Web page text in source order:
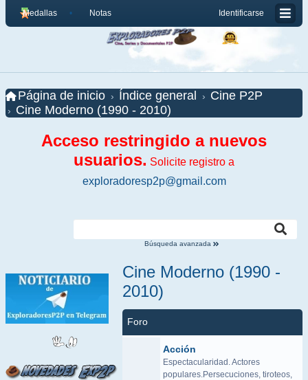
Identificarse
Medallas Notas
Página de inicio Índice general
Cine P2P
Cine Moderno (1990 - 2010)
Acceso restringido a nuevos
usuarios. Solicite registro a
exploradoresp2p@gmail.com
Búsqueda avanzada
Cine Moderno (1990 -
2010)
Foro
Acción
Espectacularidad. Actores
populares.Persecuciones, tiroteos,